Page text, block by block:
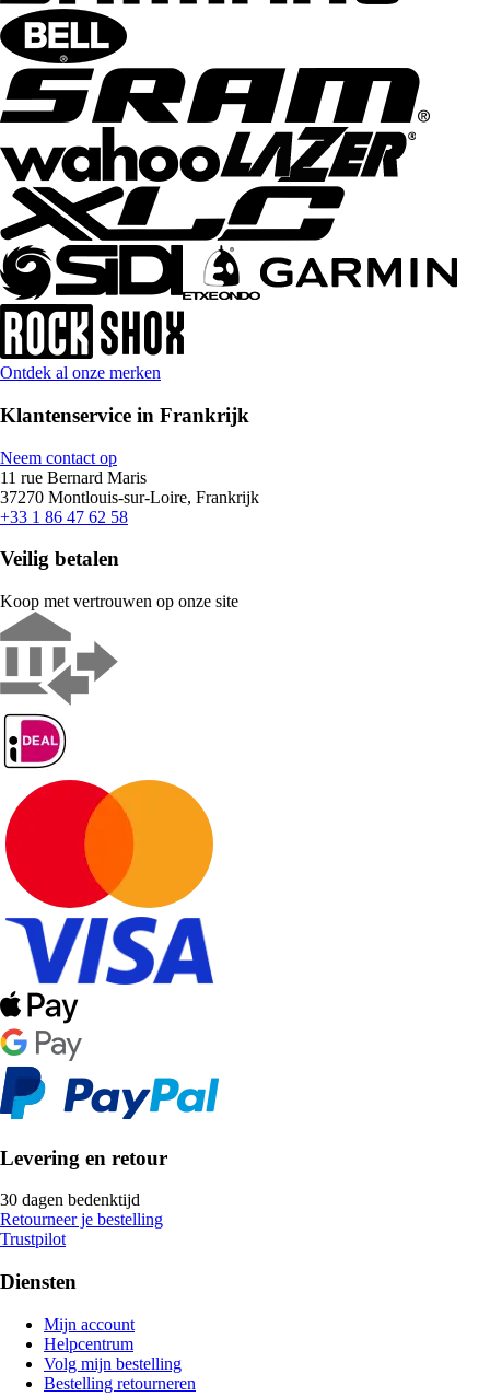
Ontdek al onze merken
Klantenservice in Frankrijk
Neem contact op
11 rue Bernard Maris
37270 Montlouis-sur-Loire, Frankrijk
+33 1 86 47 62 58
Veilig betalen
Koop met vertrouwen op onze site
Levering en retour
30 dagen bedenktijd
Retourneer je bestelling
Trustpilot
Diensten
Mijn account
Helpcentrum
Volg mijn bestelling
Bestelling retourneren